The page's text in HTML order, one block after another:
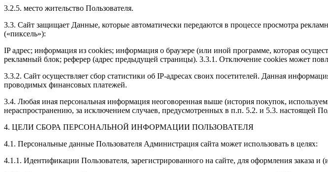
3.2.5. место жительство Пользователя.
3.3. Сайт защищает Данные, которые автоматически передаются в процессе просмотра
(«пиксель»):
IP адрес; информация из cookies; информация о браузере (или иной программе, которая
рекламный блок; реферер (адрес предыдущей страницы). 3.3.1. Отключение cookies может
3.3.2. Сайт осуществляет сбор статистики об IP-адресах своих посетителей. Данная
проводимых финансовых платежей.
3.4. Любая иная персональная информация неоговоренная выше (история покупок,
нераспространению, за исключением случаев, предусмотренных в п.п. 5.2. и 5.3. настоящей
4. ЦЕЛИ СБОРА ПЕРСОНАЛЬНОЙ ИНФОРМАЦИИ ПОЛЬЗОВАТЕЛЯ
4.1. Персональные данные Пользователя Администрация сайта может использовать в целях:
4.1.1. Идентификации Пользователя, зарегистрированного на сайте, для оформления заказа